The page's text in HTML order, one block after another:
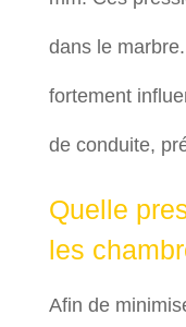
dans le
fortement
de conduite,
Quelle
les
Afin de